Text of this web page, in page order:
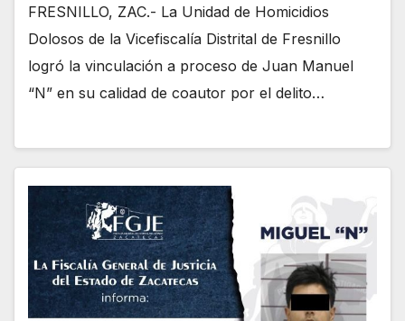
FRESNILLO, ZAC.- La Unidad de Homicidios
Dolosos de la Vicefiscalía Distrital de Fresnillo
logró la vinculación a proceso de Juan Manuel
“N” en su calidad de coautor por el delito…